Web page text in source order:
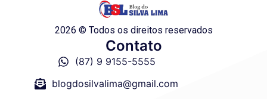
2026 © Todos os direitos reservados
Contato
(87) 9 9155-5555
blogdosilvalima@gmail.com